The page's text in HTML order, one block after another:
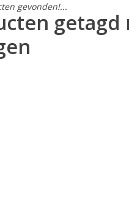
gevonden!...
getagd